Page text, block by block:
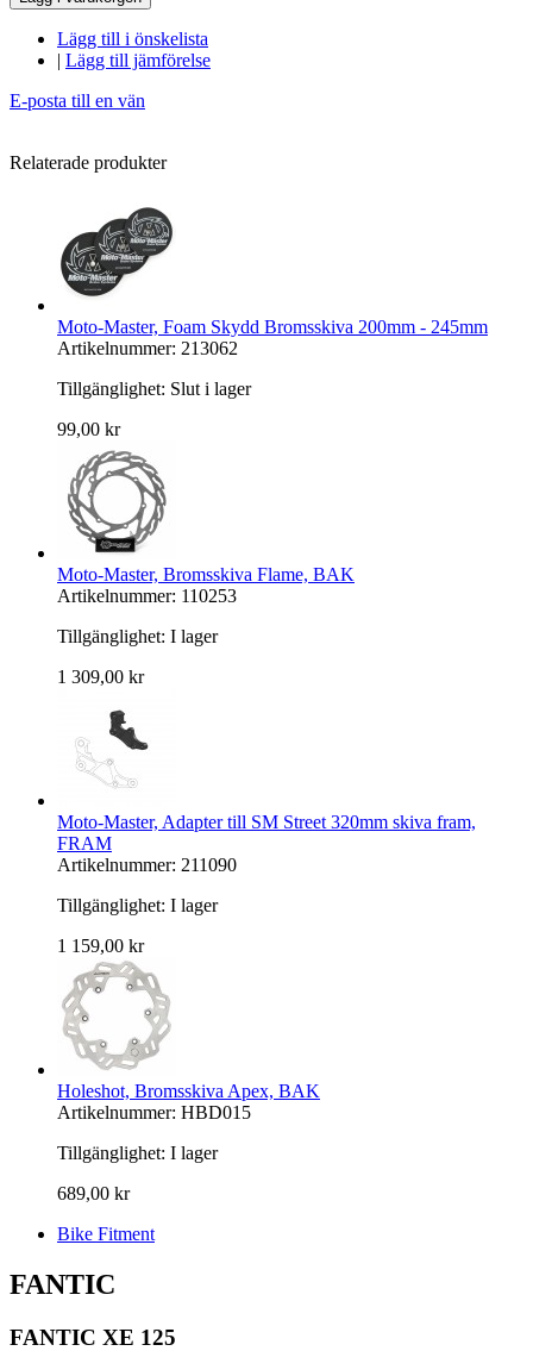
Lägg till i önskelista
| Lägg till jämförelse
E-posta till en vän
Relaterade produkter
Moto-Master, Foam Skydd Bromsskiva 200mm - 245mm
Artikelnummer: 213062
Tillgänglighet: Slut i lager
99,00 kr
Moto-Master, Bromsskiva Flame, BAK
Artikelnummer: 110253
Tillgänglighet: I lager
1 309,00 kr
Moto-Master, Adapter till SM Street 320mm skiva fram,
FRAM
Artikelnummer: 211090
Tillgänglighet: I lager
1 159,00 kr
Holeshot, Bromsskiva Apex, BAK
Artikelnummer: HBD015
Tillgänglighet: I lager
689,00 kr
Bike Fitment
FANTIC
FANTIC XE 125